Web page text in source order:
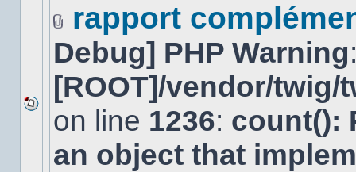
sujet.
Aucun
nouveau
message
non-
Fichier(s)
joint(s)
rapport
Debug] PHP Warning
[ROOT]/vendor/
on line 1236: count():
an object that